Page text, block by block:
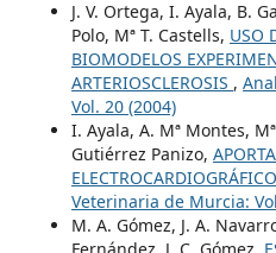
J. V. Ortega, I. Ayala, B.
Polo, Mª T. Castells, USO
BIOMODELOS
ARTERIOSCLEROSIS ,
Vol. 20 (2004)
I. Ayala, A. Mª Montes,
Gutiérrez Panizo,
Veterinaria de Murcia:
M. A. Gómez, J. A.